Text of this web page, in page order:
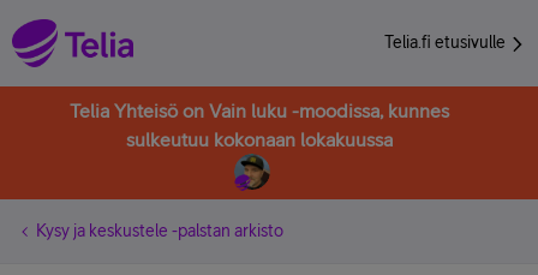
Telia.fi etusivulle
Telia Yhteisö on Vain luku -moodissa, kunnes
sulkeutuu kokonaan lokakuussa
Kysy ja keskustele -palstan arkisto